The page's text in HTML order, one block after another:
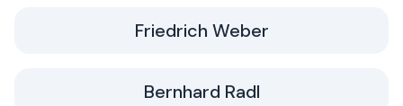
Friedrich Weber
Bernhard Radl